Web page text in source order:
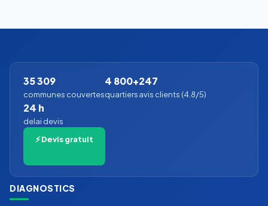
35 309
communes couvertes
4 800+
quartiers
247
avis clients (4.8/5)
24 h
delai devis
⚡ Devis gratuit
DIAGNOSTICS